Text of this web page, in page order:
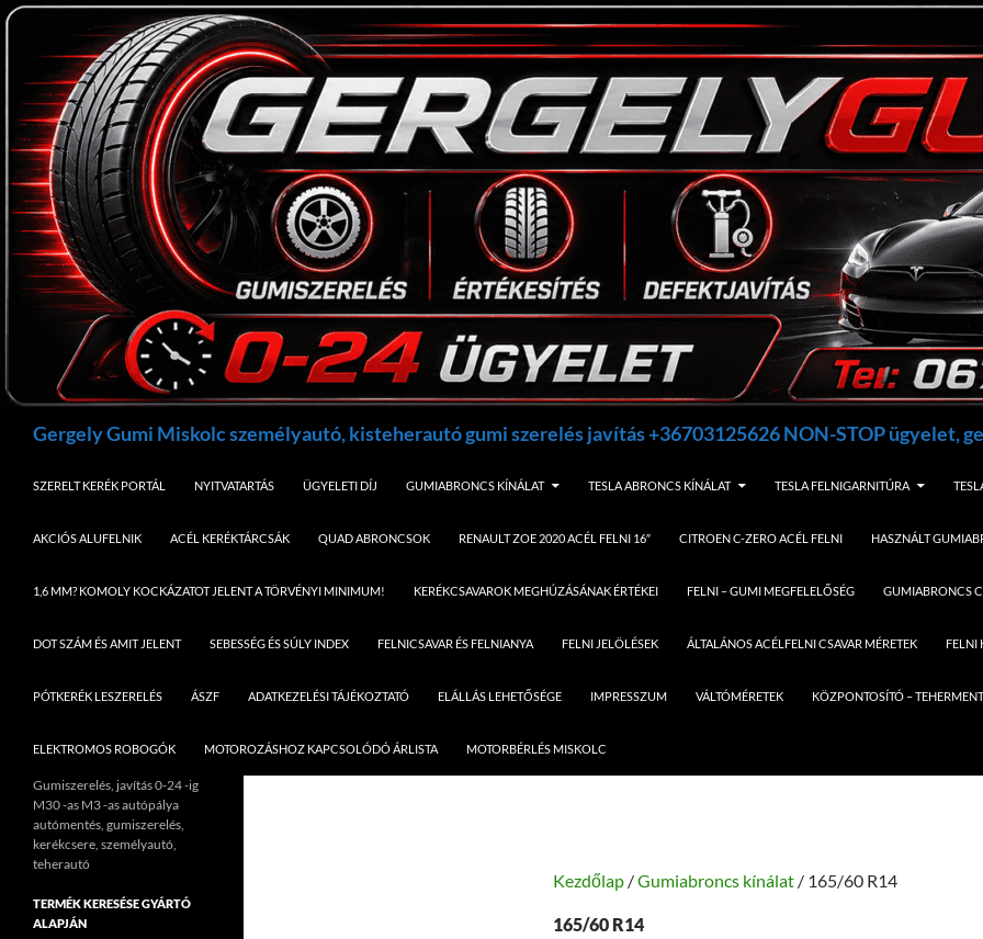
Kilépés
tartalomba
Gergely Gumi Miskolc személyautó, kisteherautó gumi szerelés javítás +36703125626 NON-STOP ügyelet,
SZERELT KERÉK PORTÁL NYITVATARTÁS ÜGYELETI DÍJ GUMIABRONCS KÍNÁLAT TESLA ABRONCS KÍNÁLAT TESLA FELNIGARNITÚRA
AKCIÓS ALUFELNIK ACÉL KERÉKTÁRCSÁK QUAD ABRONCSOK RENAULT ZOE 2020 ACÉL FELNI 16″ CITROEN C-ZERO ACÉL FELNI HASZNÁLT
1,6 MM? KOMOLY KOCKÁZATOT JELENT A TÖRVÉNYI MINIMUM! KERÉKCSAVAROK MEGHÚZÁSÁNAK ÉRTÉKEI FELNI – GUMI MEGFELELŐSÉG GUMIABRONCS
DOT SZÁM ÉS AMIT JELENT SEBESSÉG ÉS SÚLY INDEX FELNICSAVAR ÉS FELNIANYA FELNI JELÖLÉSEK ÁLTALÁNOS ACÉLFELNI CSAVAR MÉRETEK FELNI
PÓTKERÉK LESZERELÉS ÁSZF ADATKEZELÉSI TÁJÉKOZTATÓ ELÁLLÁS LEHETŐSÉGE IMPRESSZUM VÁLTÓMÉRETEK KÖZPONTOSÍTÓ –
ELEKTROMOS ROBOGÓK MOTOROZÁSHOZ KAPCSOLÓDÓ ÁRLISTA MOTORBÉRLÉS MISKOLC
Kezdőlap /Gumiabroncs kínálat / 165/60 R14
165/60 R14
Gumiszerelés, javítás 0-24 -ig
M30 -as M3 -as autópálya
autómentés, gumiszerelés,
kerékcsere, személyautó,
teherautó
TERMÉK KERESÉSE GYÁRTÓ
ALAPJÁN